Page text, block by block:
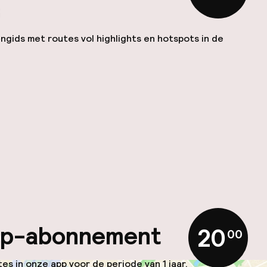
met routes vol highlights en hotspots in de
abonnement
in onze app voor de periode van 1 jaar.
20,00